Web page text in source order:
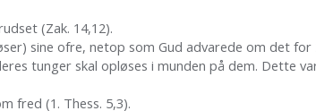
(Zak. 14,12).
sine ofre, netop som Gud advarede om det
tunger skal opløses i munden på dem. Dette
fred (1. Thess. 5,3).